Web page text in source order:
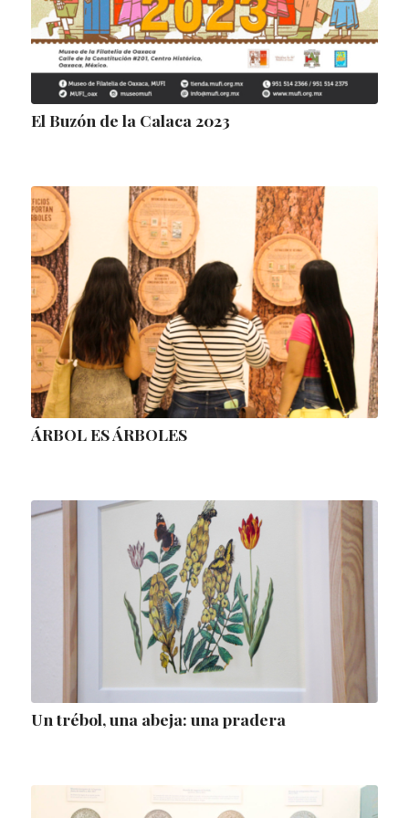
El Buzón de la Calaca 2023
ÁRBOL ES ÁRBOLES
Un trébol, una abeja: una pradera